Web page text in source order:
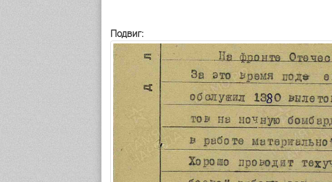
Подвиг: